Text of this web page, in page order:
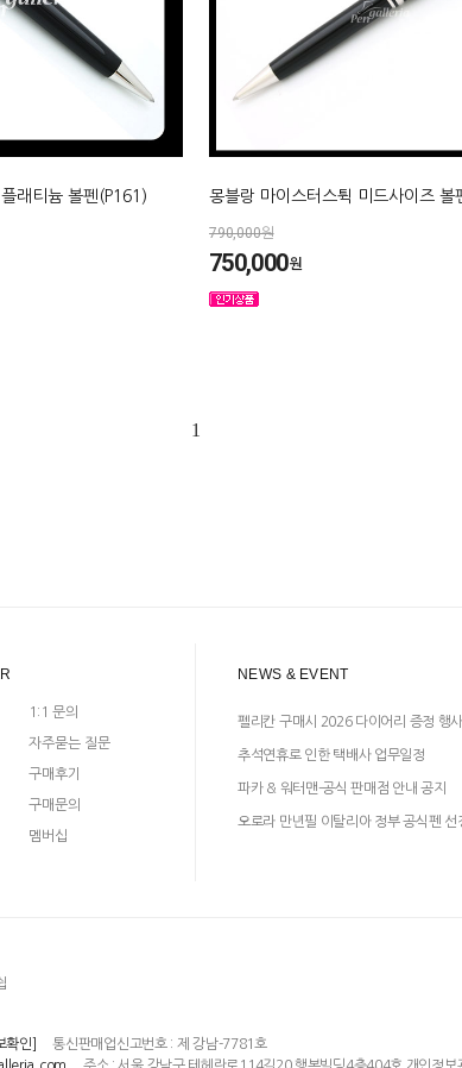
래티늄 볼펜(P161) 몽블랑 마이스터스튁 미드사이즈 볼
790,000원
750,000원
1
1:1 문의
자주묻는 질문
구매후기
구매문의
멤버십
NEWS & EVENT
펠리칸 구매시 2026 다이어리 증정 행
추석연휴로 인한 택배사 업무일정
파카 & 워터맨-공식 판매점 안내 공지
오로라 만년필 이탈리아 정부 공식펜 선
확인]
통신판매업신고번호 : 제 강남-7781호